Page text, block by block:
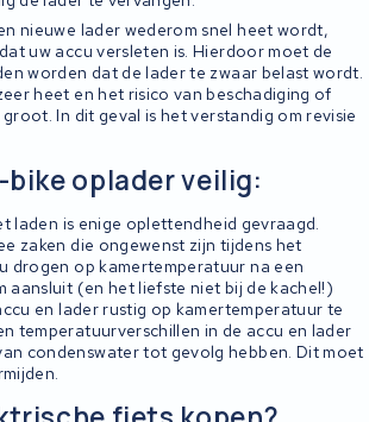
nieuwe lader wederom snel heet wordt,
uw accu versleten is. Hierdoor moet de
worden dat de lader te zwaar belast wordt.
heet en het risico van beschadiging of
In dit geval is het verstandig om revisie
bike oplader veilig:
laden is enige oplettendheid gevraagd.
zaken die ongewenst zijn tijdens het
drogen op kamertemperatuur na een
aansluit (en het liefste niet bij de kachel!)
en lader rustig op kamertemperatuur te
temperatuurverschillen in de accu en lader
condenswater tot gevolg hebben. Dit moet